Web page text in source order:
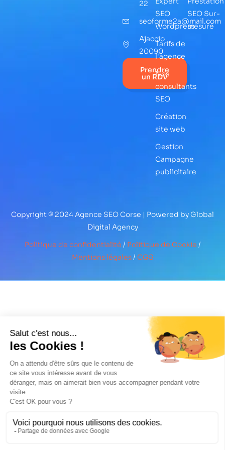
22
seoforme2a@mail.com
Ajaccio
20090
Prendre
un RDV
SEO
Wordpress
Tarifs de
l'agence
Nos
consultants
SEO
Création
site web
Gestion
Campagne
publicitaire
SEO Sur-
mesure
Copyright © 2024 Agence SEO Corse | Powered by Global
Digital Agency
Politique de confidentialité / Politique de Cookie /
Mentions légales/ CGS